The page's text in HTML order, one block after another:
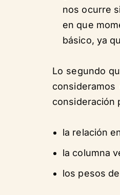
nos ocurre
en que
básico, ya
Lo segundo
consideración
la relación
la columna
los pesos